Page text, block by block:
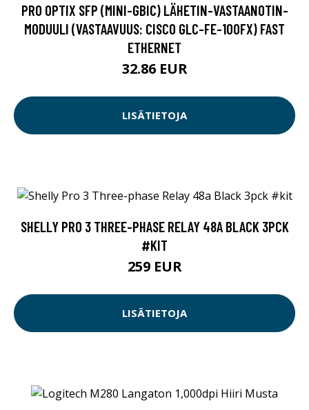
PRO OPTIX SFP (MINI-GBIC) LÄHETIN-VASTAANOTIN-
MODUULI (VASTAAVUUS: CISCO GLC-FE-100FX) FAST
ETHERNET
32.86 EUR
LISÄTIETOJA
SHELLY PRO 3 THREE-PHASE RELAY 48A BLACK 3PCK
#KIT
259 EUR
LISÄTIETOJA